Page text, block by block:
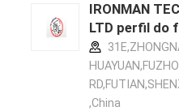
IRONMAN
LTD perfil do
,China